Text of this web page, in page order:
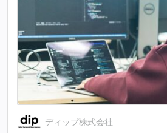
ディップ株式会社